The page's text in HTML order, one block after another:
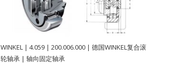
WINKEL | 4.059 | 200.006.000 | 德国WINKEL复合滚
轮轴承 | 轴向固定轴承